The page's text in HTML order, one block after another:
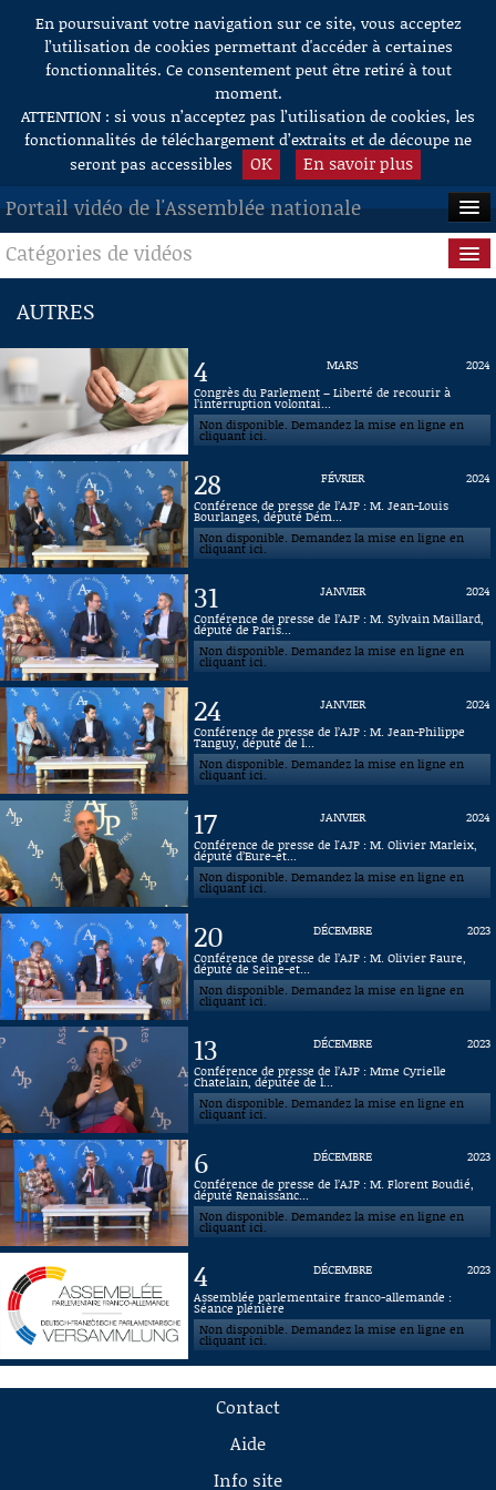
Aller au contenu
En poursuivant votre navigation sur ce site, vous acceptez
l’utilisation de cookies permettant d'accéder à certaines
fonctionnalités. Ce consentement peut être retiré à tout
moment.
ATTENTION : si vous n’acceptez pas l’utilisation de cookies, les
fonctionnalités de téléchargement d’extraits et de découpe ne
seront pas accessibles
OK En savoir plus
Portail vidéo de l'Assemblée nationale
ACCUEIL
EN DIRECT
À LA DEMANDE
RECHERCHE
AIDE À LA DÉCOUPE
DE VIDÉOS
Catégories de vidéos
Questions au Gouvernement
Commissions
Présidence
Évènements
Connaissance, Histoire
AUTRES
4 MARS
2024
Congrès du Parlement – Liberté de recourir à
l’interruption volontai...
Non disponible. Demandez la mise en ligne en
cliquant ici.
28 FÉVRIER
2024
Conférence de presse de l’AJP : M. Jean-Louis
Bourlanges, député Dém...
Non disponible. Demandez la mise en ligne en
cliquant ici.
31 JANVIER
2024
Conférence de presse de l’AJP : M. Sylvain Maillard,
député de Paris...
Non disponible. Demandez la mise en ligne en
cliquant ici.
24 JANVIER
2024
Conférence de presse de l’AJP : M. Jean-Philippe
Tanguy, député de l...
Non disponible. Demandez la mise en ligne en
cliquant ici.
17 JANVIER
2024
Conférence de presse de l'AJP : M. Olivier Marleix,
député d’Eure-et...
Non disponible. Demandez la mise en ligne en
cliquant ici.
20 DÉCEMBRE
2023
Conférence de presse de l’AJP : M. Olivier Faure,
député de Seine-et...
Non disponible. Demandez la mise en ligne en
cliquant ici.
13 DÉCEMBRE
2023
Conférence de presse de l’AJP : Mme Cyrielle
Chatelain, députée de l...
Non disponible. Demandez la mise en ligne en
cliquant ici.
6 DÉCEMBRE
2023
Conférence de presse de l’AJP : M. Florent Boudié,
député Renaissanc...
Non disponible. Demandez la mise en ligne en
cliquant ici.
4 DÉCEMBRE
2023
Assemblée parlementaire franco-allemande :
Séance plénière
Non disponible. Demandez la mise en ligne en
cliquant ici.
Contact
Aide
Info site